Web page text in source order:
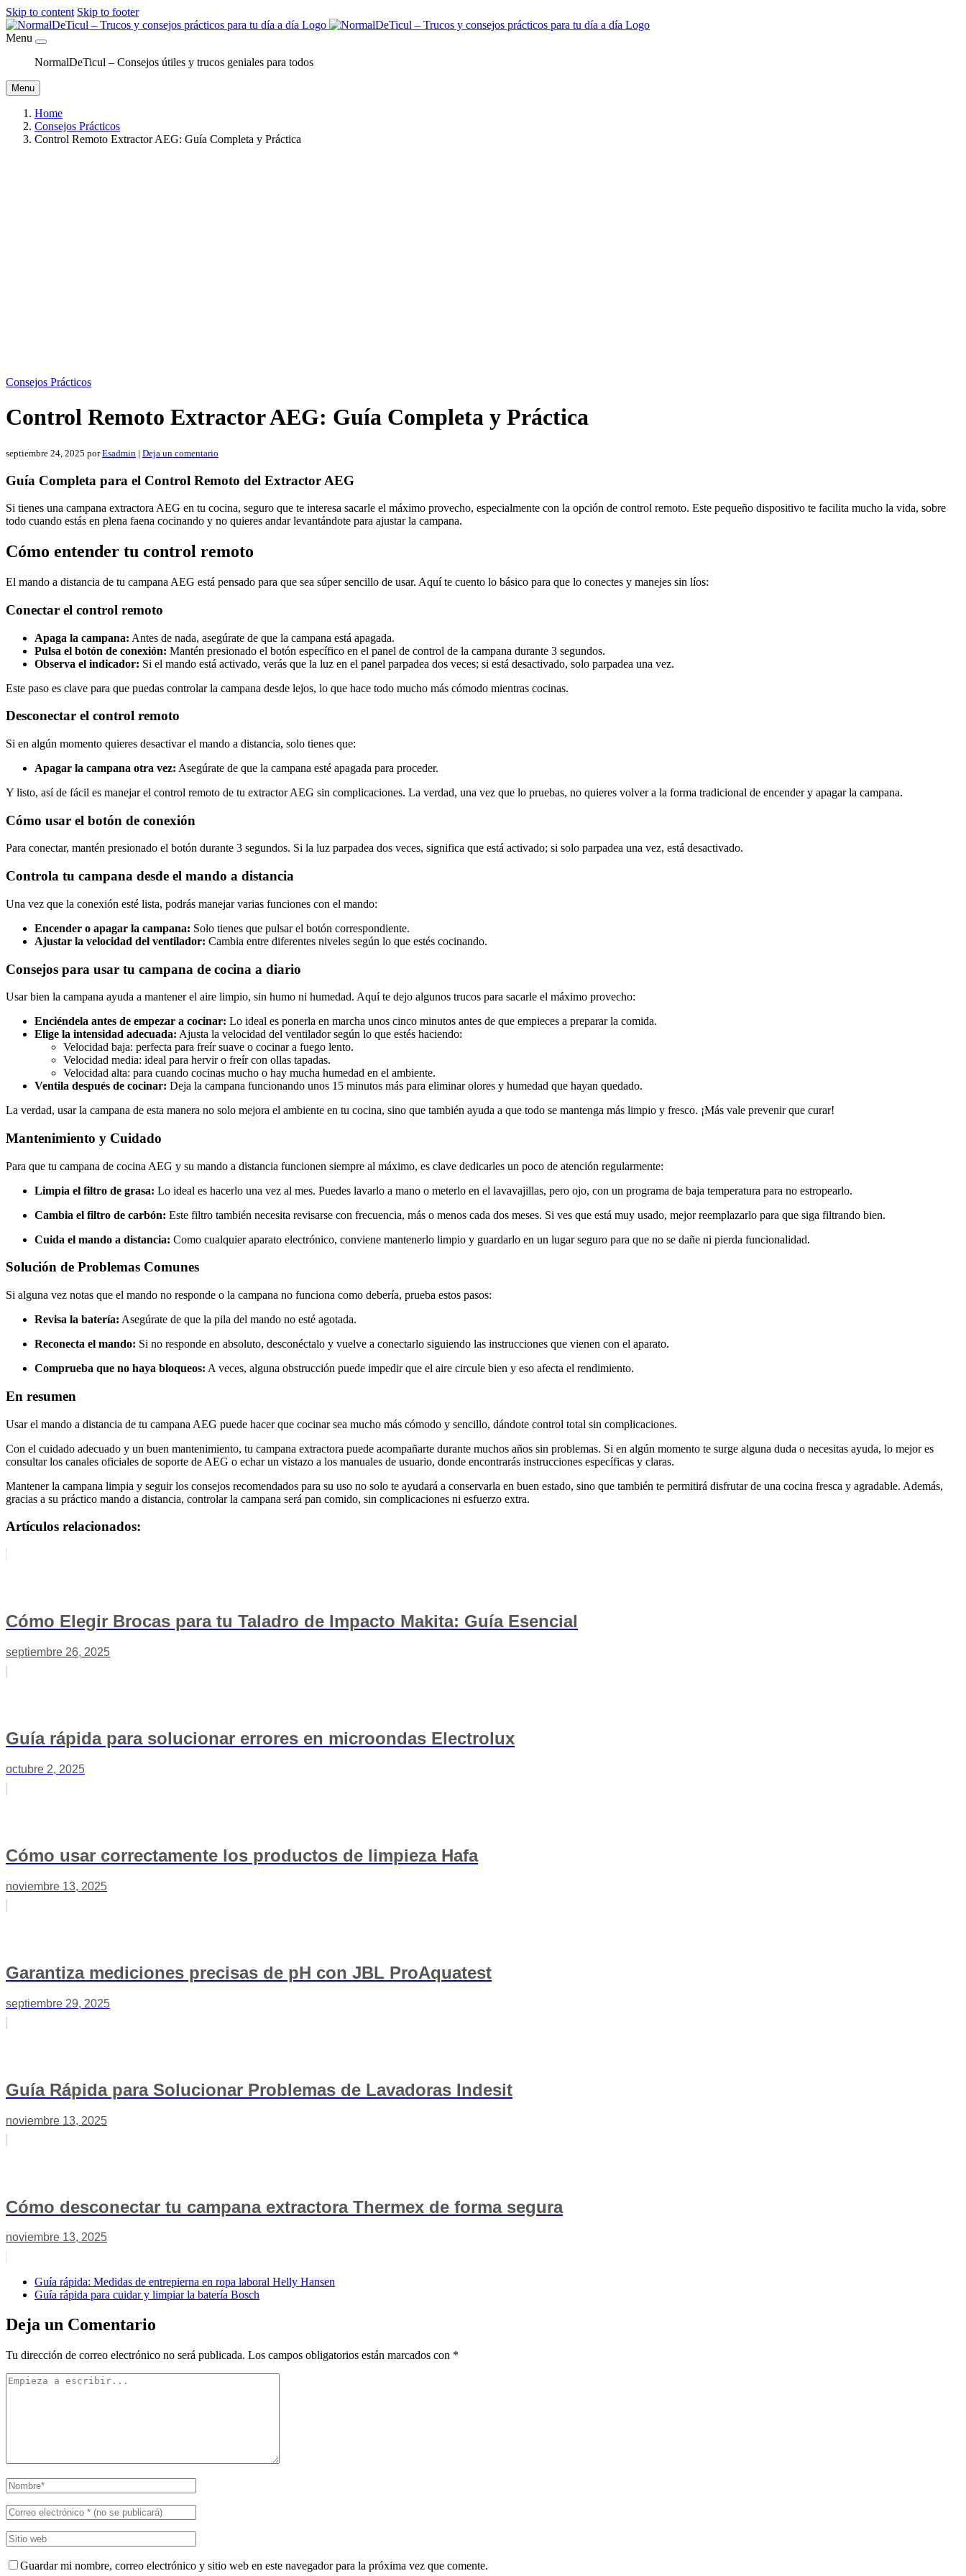
Skip to content Skip to footer
Menu
NormalDeTicul – Consejos útiles y trucos geniales para todos
Menu
Home
Consejos Prácticos
Control Remoto Extractor AEG: Guía Completa y Práctica
Consejos Prácticos
Control Remoto Extractor AEG: Guía Completa y Práctica
septiembre 24, 2025 porEsadmin | Deja un comentario
Guía Completa para el Control Remoto del Extractor AEG
Si tienes una campana extractora AEG en tu cocina, seguro que te interesa sacarle el máximo provecho, especialmente con la opción de control remoto. Este pequeño dispositivo te facilita mucho la vida, sobre
todo cuando estás en plena faena cocinando y no quieres andar levantándote para ajustar la campana.
Cómo entender tu control remoto
El mando a distancia de tu campana AEG está pensado para que sea súper sencillo de usar. Aquí te cuento lo básico para que lo conectes y manejes sin líos:
Conectar el control remoto
Apaga la campana: Antes de nada, asegúrate de que la campana está apagada.
Pulsa el botón de conexión: Mantén presionado el botón específico en el panel de control de la campana durante 3 segundos.
Observa el indicador: Si el mando está activado, verás que la luz en el panel parpadea dos veces; si está desactivado, solo parpadea una vez.
Este paso es clave para que puedas controlar la campana desde lejos, lo que hace todo mucho más cómodo mientras cocinas.
Desconectar el control remoto
Si en algún momento quieres desactivar el mando a distancia, solo tienes que:
Apagar la campana otra vez: Asegúrate de que la campana esté apagada para proceder.
Y listo, así de fácil es manejar el control remoto de tu extractor AEG sin complicaciones. La verdad, una vez que lo pruebas, no quieres volver a la forma tradicional de encender y apagar la campana.
Cómo usar el botón de conexión
Para conectar, mantén presionado el botón durante 3 segundos. Si la luz parpadea dos veces, significa que está activado; si solo parpadea una vez, está desactivado.
Controla tu campana desde el mando a distancia
Una vez que la conexión esté lista, podrás manejar varias funciones con el mando:
Encender o apagar la campana: Solo tienes que pulsar el botón correspondiente.
Ajustar la velocidad del ventilador: Cambia entre diferentes niveles según lo que estés cocinando.
Consejos para usar tu campana de cocina a diario
Usar bien la campana ayuda a mantener el aire limpio, sin humo ni humedad. Aquí te dejo algunos trucos para sacarle el máximo provecho:
Enciéndela antes de empezar a cocinar: Lo ideal es ponerla en marcha unos cinco minutos antes de que empieces a preparar la comida.
Elige la intensidad adecuada: Ajusta la velocidad del ventilador según lo que estés haciendo:
Velocidad baja: perfecta para freír suave o cocinar a fuego lento.
Velocidad media: ideal para hervir o freír con ollas tapadas.
Velocidad alta: para cuando cocinas mucho o hay mucha humedad en el ambiente.
Ventila después de cocinar: Deja la campana funcionando unos 15 minutos más para eliminar olores y humedad que hayan quedado.
La verdad, usar la campana de esta manera no solo mejora el ambiente en tu cocina, sino que también ayuda a que todo se mantenga más limpio y fresco. ¡Más vale prevenir que curar!
Mantenimiento y Cuidado
Para que tu campana de cocina AEG y su mando a distancia funcionen siempre al máximo, es clave dedicarles un poco de atención regularmente:
Limpia el filtro de grasa: Lo ideal es hacerlo una vez al mes. Puedes lavarlo a mano o meterlo en el lavavajillas, pero ojo, con un programa de baja temperatura para no estropearlo.
Cambia el filtro de carbón: Este filtro también necesita revisarse con frecuencia, más o menos cada dos meses. Si ves que está muy usado, mejor reemplazarlo para que siga filtrando bien.
Cuida el mando a distancia: Como cualquier aparato electrónico, conviene mantenerlo limpio y guardarlo en un lugar seguro para que no se dañe ni pierda funcionalidad.
Solución de Problemas Comunes
Si alguna vez notas que el mando no responde o la campana no funciona como debería, prueba estos pasos:
Revisa la batería: Asegúrate de que la pila del mando no esté agotada.
Reconecta el mando: Si no responde en absoluto, desconéctalo y vuelve a conectarlo siguiendo las instrucciones que vienen con el aparato.
Comprueba que no haya bloqueos: A veces, alguna obstrucción puede impedir que el aire circule bien y eso afecta el rendimiento.
En resumen
Usar el mando a distancia de tu campana AEG puede hacer que cocinar sea mucho más cómodo y sencillo, dándote control total sin complicaciones.
Con el cuidado adecuado y un buen mantenimiento, tu campana extractora puede acompañarte durante muchos años sin problemas. Si en algún momento te surge alguna duda o necesitas ayuda, lo mejor es
consultar los canales oficiales de soporte de AEG o echar un vistazo a los manuales de usuario, donde encontrarás instrucciones específicas y claras.
Mantener la campana limpia y seguir los consejos recomendados para su uso no solo te ayudará a conservarla en buen estado, sino que también te permitirá disfrutar de una cocina fresca y agradable. Además,
gracias a su práctico mando a distancia, controlar la campana será pan comido, sin complicaciones ni esfuerzo extra.
Artículos relacionados:
Cómo Elegir Brocas para tu Taladro de Impacto Makita: Guía Esencial
septiembre 26, 2025
Guía rápida para solucionar errores en microondas Electrolux
octubre 2, 2025
Cómo usar correctamente los productos de limpieza Hafa
noviembre 13, 2025
Garantiza mediciones precisas de pH con JBL ProAquatest
septiembre 29, 2025
Guía Rápida para Solucionar Problemas de Lavadoras Indesit
noviembre 13, 2025
Cómo desconectar tu campana extractora Thermex de forma segura
noviembre 13, 2025
Guía rápida: Medidas de entrepierna en ropa laboral Helly Hansen
Guía rápida para cuidar y limpiar la batería Bosch
Deja un Comentario
Tu dirección de correo electrónico no será publicada. Los campos obligatorios están marcados con *
Guardar mi nombre, correo electrónico y sitio web en este navegador para la próxima vez que comente.